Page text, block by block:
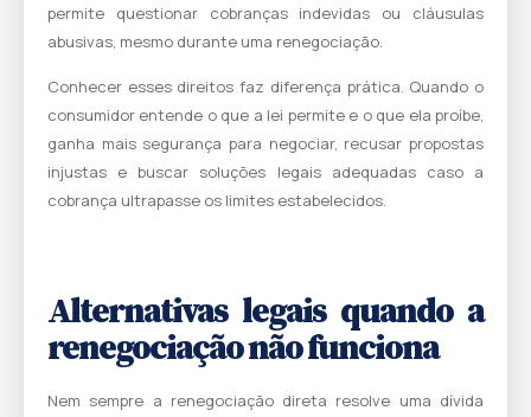
permite questionar cobranças indevidas ou cláusulas
abusivas, mesmo durante uma renegociação.
Conhecer esses direitos faz diferença prática. Quando o
consumidor entende o que a lei permite e o que ela proíbe,
ganha mais segurança para negociar, recusar propostas
injustas e buscar soluções legais adequadas caso a
cobrança ultrapasse os limites estabelecidos.
Alternativas legais quando a
renegociação não funciona
Nem sempre a renegociação direta resolve uma dívida